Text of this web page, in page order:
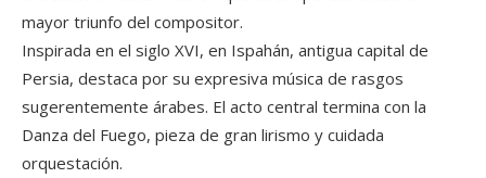
mayor triunfo del compositor.
Inspirada en el siglo XVI, en Ispahán, antigua capital de
Persia, destaca por su expresiva música de rasgos
sugerentemente árabes. El acto central termina con la
Danza del Fuego, pieza de gran lirismo y cuidada
orquestación.